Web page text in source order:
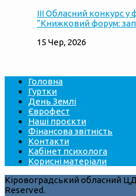
ІІІ Обласний конкурс
“Книжковий форум:
15 Чер, 2026
Головна
Гуртки
День Землі
Єврофест
Наші проєкти
Фінансова звітність
Контакти
Кабінет психолога
Корисні матеріали
Кіровоградський обласний
Reserved.